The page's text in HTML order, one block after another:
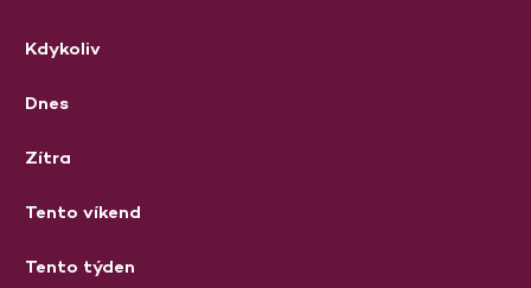
Kdykoliv
Dnes
Zítra
Tento víkend
Tento týden